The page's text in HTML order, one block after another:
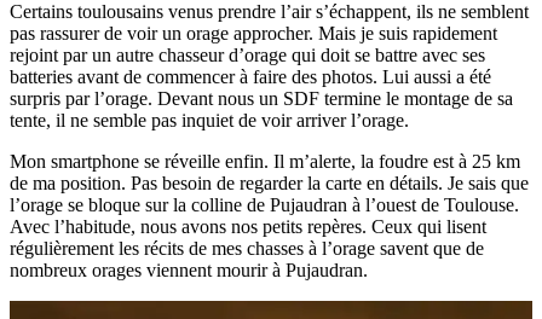
Certains toulousains venus prendre l’air s’échappent, ils ne semblent
pas rassurer de voir un orage approcher. Mais je suis rapidement
rejoint par un autre chasseur d’orage qui doit se battre avec ses
batteries avant de commencer à faire des photos. Lui aussi a été
surpris par l’orage. Devant nous un SDF termine le montage de sa
tente, il ne semble pas inquiet de voir arriver l’orage.
Mon smartphone se réveille enfin. Il m’alerte, la foudre est à 25 km
de ma position. Pas besoin de regarder la carte en détails. Je sais que
l’orage se bloque sur la colline de Pujaudran à l’ouest de Toulouse.
Avec l’habitude, nous avons nos petits repères. Ceux qui lisent
régulièrement les récits de mes chasses à l’orage savent que de
nombreux orages viennent mourir à Pujaudran.